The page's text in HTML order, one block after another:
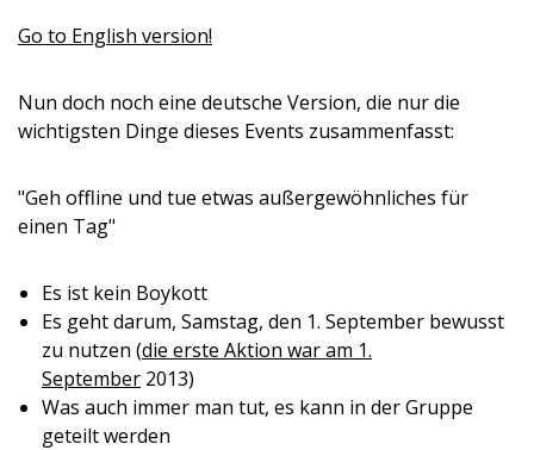
Go to English version!
Nun doch noch eine deutsche Version, die nur die
wichtigsten Dinge dieses Events zusammenfasst:
"Geh offline und tue etwas außergewöhnliches für
einen Tag"
Es ist kein Boykott
Es geht darum, Samstag, den 1. September bewusst
zu nutzen (die erste Aktion war am 1.
September 2013)
Was auch immer man tut, es kann in der Gruppe
geteilt werden